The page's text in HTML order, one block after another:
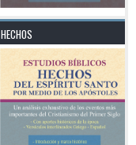
HECHOS